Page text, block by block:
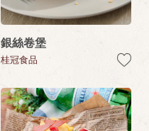
銀絲卷堡
桂冠食品